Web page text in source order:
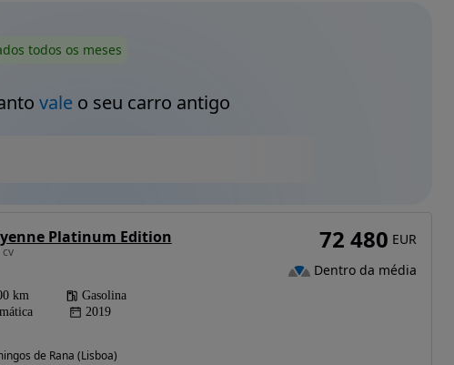
todos os meses
valeo seu carro antigo
Platinum Edition
cv
km
Gasolina
2019
de Rana (Lisboa)
72 480 EUR
Dentro da média